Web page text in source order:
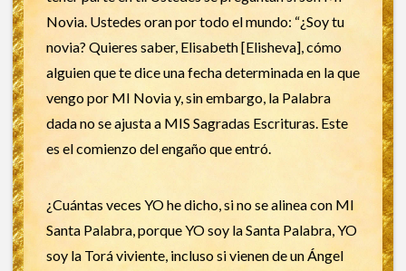
Novia. Ustedes oran por todo el mundo: “¿Soy tu
novia? Quieres saber, Elisabeth [Elisheva], cómo
alguien que te dice una fecha determinada en la que
vengo por MI Novia y, sin embargo, la Palabra
dada no se ajusta a MIS Sagradas Escrituras. Este
es el comienzo del engaño que entró.
¿Cuántas veces YO he dicho, si no se alinea con MI
Santa Palabra, porque YO soy la Santa Palabra, YO
soy la Torá viviente, incluso si vienen de un Ángel